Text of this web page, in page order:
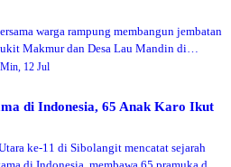
warga rampung membangun jembatan
Makmur dan Desa Lau Mandin di
1.200 warga dua desa.
Min, 12 Jul
di Indonesia, 65 Anak Karo Ikut
ke-11 di Sibolangit mencatat sejarah